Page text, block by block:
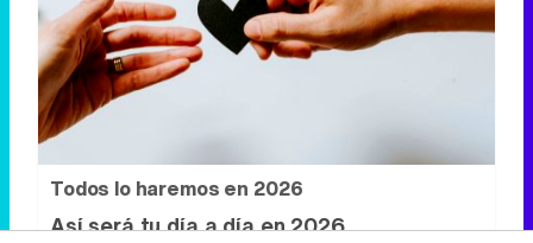
Todos lo haremos en 2026
Así será tu día a día en 2026